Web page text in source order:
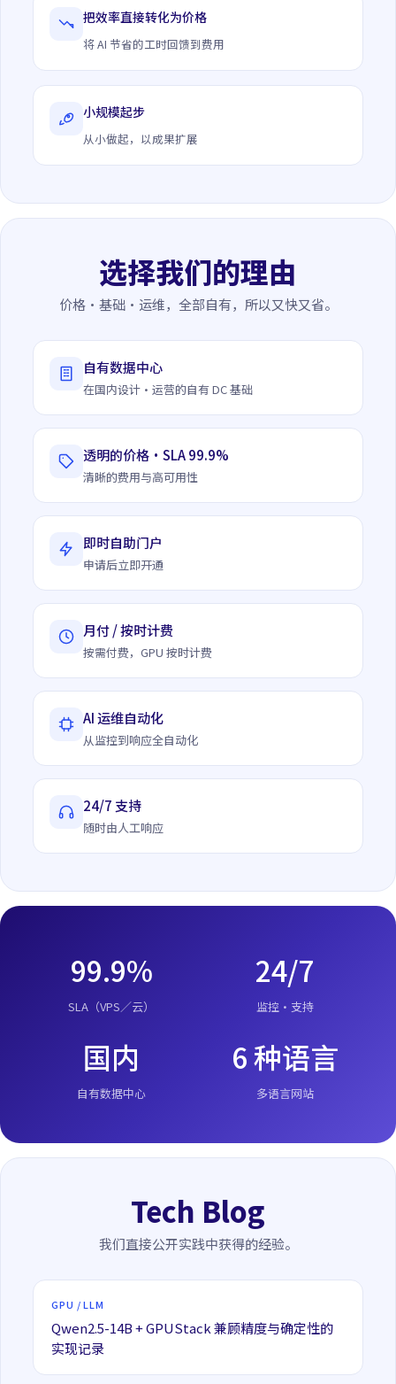
把效率直接转化为价格
将 AI 节省的工时回馈到费用
小规模起步
从小做起，以成果扩展
选择我们的理由
价格·基础·运维，全部自有，所以又快又省。
自有数据中心
在国内设计·运营的自有 DC 基础
透明的价格·SLA 99.9%
清晰的费用与高可用性
即时自助门户
申请后立即开通
月付 / 按时计费
按需付费，GPU 按时计费
AI 运维自动化
从监控到响应全自动化
24/7 支持
随时由人工响应
99.9%
SLA（VPS／云）
24/7
监控·支持
国内
自有数据中心
6 种语言
多语言网站
Tech Blog
我们直接公开实践中获得的经验。
GPU / LLM
Qwen2.5-14B + GPUStack 兼顾精度与确定性的
实现记录